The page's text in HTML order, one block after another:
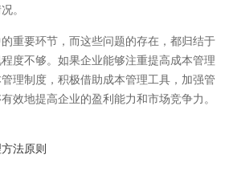
。
重要环节，而这些问题的存在，都归结于
度不够。如果企业能够注重提高成本管理
理制度，积极借助成本管理工具，加强管
效地提高企业的盈利能力和市场竞争力。
法原则